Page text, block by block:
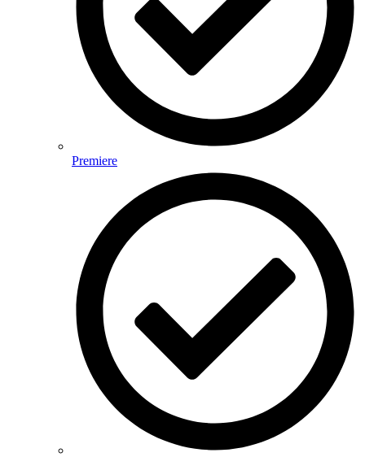
Premiere